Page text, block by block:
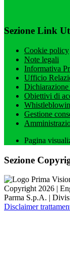
Sezione Link
Cookie policy
Note legali
Informativa
Ufficio
Dichiarazione
Obiettivi di
Gestione
Pagina
Sezione
Copyright 2026 |
Parma S.p.A. |
Disclaimer